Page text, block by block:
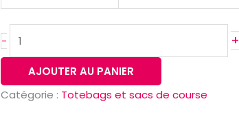
- +
AJOUTER AU PANIER
Catégorie : Totebags et sacs de course